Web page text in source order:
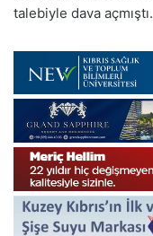
talebiyle dava açmıştı.